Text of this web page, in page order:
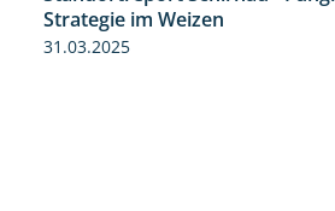
Strategie im Weizen
31.03.2025